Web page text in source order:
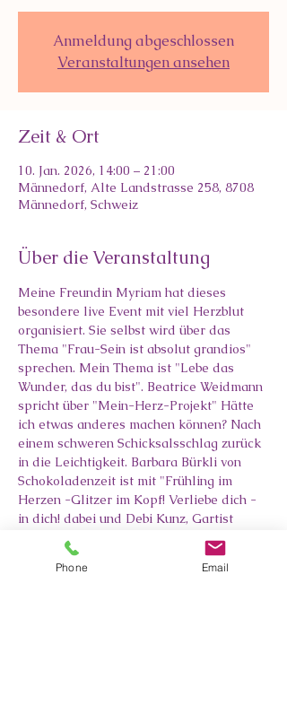
Anmeldung abgeschlossen
Veranstaltungen ansehen
Zeit & Ort
10. Jan. 2026, 14:00 – 21:00
Männedorf, Alte Landstrasse 258, 8708
Männedorf, Schweiz
Über die Veranstaltung
Meine Freundin Myriam hat dieses
besondere live Event mit viel Herzblut
organisiert. Sie selbst wird über das
Thema "Frau-Sein ist absolut grandios"
sprechen. Mein Thema ist "Lebe das
Wunder, das du bist". Beatrice Weidmann
spricht über "Mein-Herz-Projekt" Hätte
ich etwas anderes machen können? Nach
einem schweren Schicksalsschlag zurück
in die Leichtigkeit. Barbara Bürkli von
Schokoladenzeit ist mit "Frühling im
Herzen -Glitzer im Kopf! Verliebe dich -
in dich! dabei und Debi Kunz, Gartist
informiert über "Wie man sich selbst mit
veganer Rohkost von Krankheiten heilen
kann." Wir freuen uns auf dich.
Phone Email